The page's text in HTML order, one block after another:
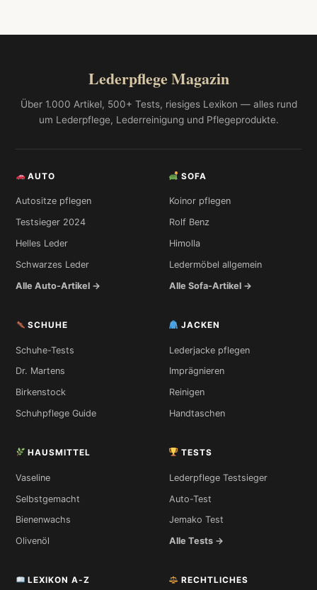
Lederpflege Magazin
Über 1.000 Artikel, 500+ Tests, riesiges Lexikon — alles rund
um Lederpflege, Lederreinigung und Pflegeprodukte.
AUTO
Autositze pflegen
Testsieger 2024
Helles Leder
Schwarzes Leder
Alle Auto-Artikel →
SOFA
Koinor pflegen
Rolf Benz
Himolla
Ledermöbel allgemein
Alle Sofa-Artikel →
SCHUHE
Schuhe-Tests
Dr. Martens
Birkenstock
Schuhpflege Guide
JACKEN
Lederjacke pflegen
Imprägnieren
Reinigen
Handtaschen
HAUSMITTEL
Vaseline
Selbstgemacht
Bienenwachs
Olivenöl
TESTS
Lederpflege Testsieger
Auto-Test
Jemako Test
Alle Tests →
LEXIKON A-Z RECHTLICHES